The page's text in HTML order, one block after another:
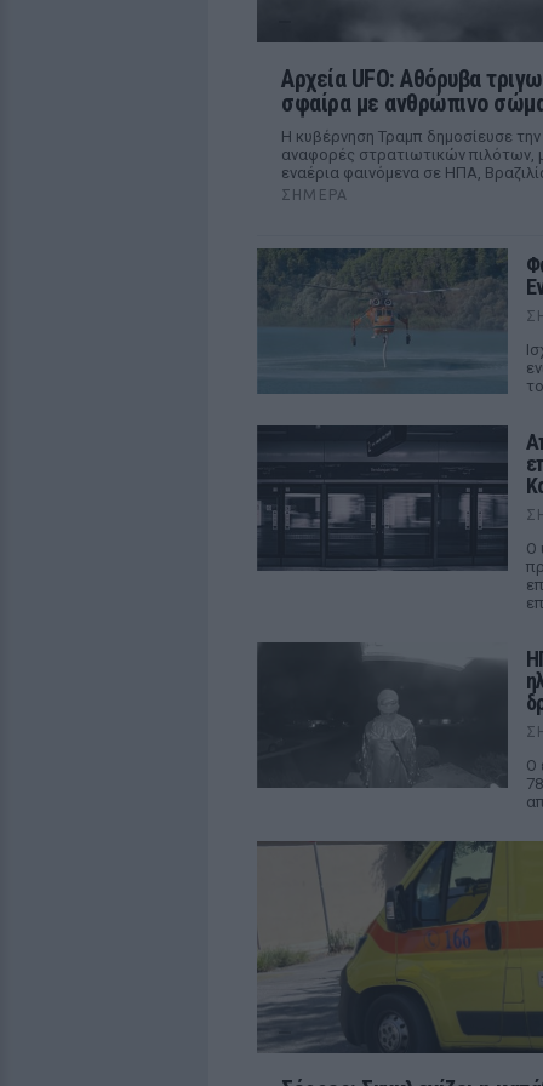
Αρχεία UFO: Αθόρυβα
σφαίρα με ανθρώπινο
Η κυβέρνηση Τραμπ δημοσίευσε
αναφορές στρατιωτικών πιλότων,
εναέρια φαινόμενα σε ΗΠΑ,
ΣΉΜΕΡΑ
Ο
Ο